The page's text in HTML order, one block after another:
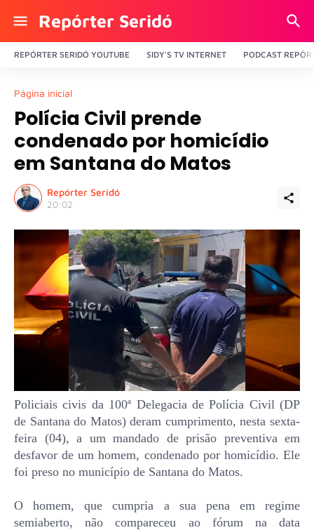
Repórter Seridó
REPÓRTER SERIDÓ YOUTUBE SIDY'S TV INTERNET PODCAST
Página inicial
Polícia Civil prende
condenado por homicídio
em Santana do Matos
Repórter Seridó
20:02
Policiais civis da 100ª Delegacia de Polícia Civil (DP
de Santana do Matos) deram cumprimento, nesta sexta-
feira (04), a um mandado de prisão preventiva em
desfavor de um homem, condenado por homicídio. Ele
foi preso no município de Santana do Matos.
O homem, que cumpria a sua pena em regime
semiaberto, não compareceu ao fórum na data